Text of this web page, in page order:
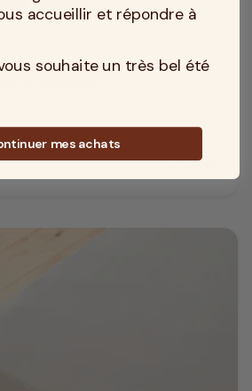
: 18 cm
coton bio
Découvrir
accueillir et répondre à
souhaite un très bel été
mes achats